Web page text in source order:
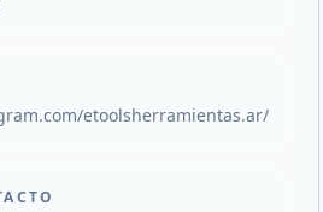
etoolsherramientas.ar/